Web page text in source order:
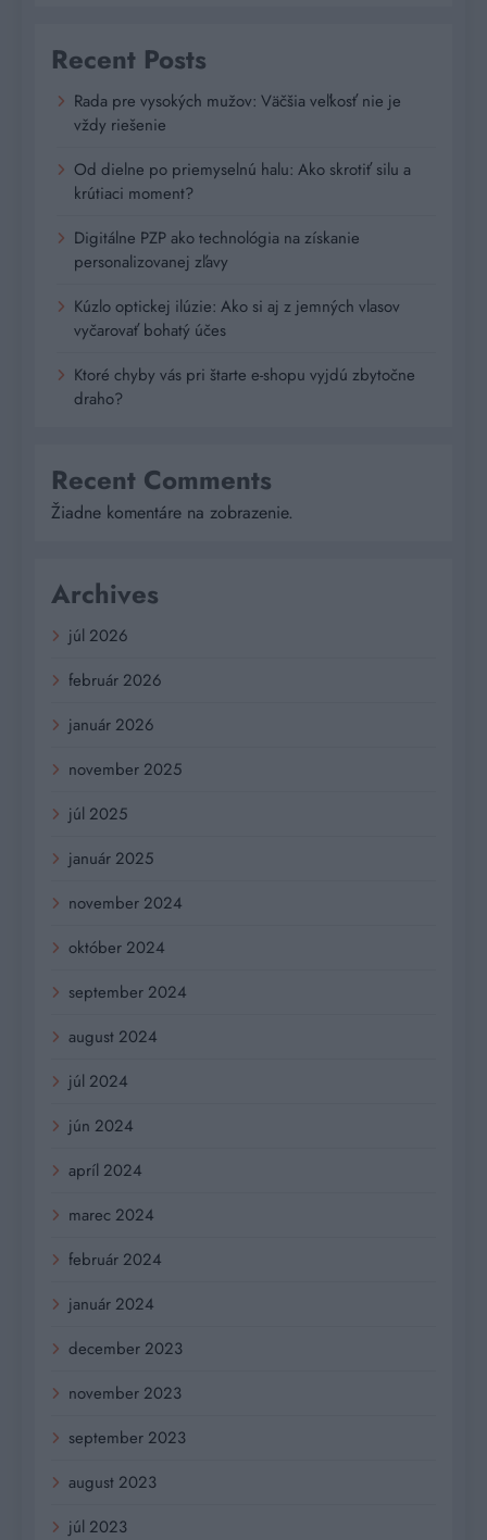
Recent Posts
Rada pre vysokých mužov: Väčšia veľkosť nie je
vždy riešenie
Od dielne po priemyselnú halu: Ako skrotiť silu a
krútiaci moment?
Digitálne PZP ako technológia na získanie
personalizovanej zľavy
Kúzlo optickej ilúzie: Ako si aj z jemných vlasov
vyčarovať bohatý účes
Ktoré chyby vás pri štarte e-shopu vyjdú zbytočne
draho?
Recent Comments
Žiadne komentáre na zobrazenie.
Archives
júl 2026
február 2026
január 2026
november 2025
júl 2025
január 2025
november 2024
október 2024
september 2024
august 2024
júl 2024
jún 2024
apríl 2024
marec 2024
február 2024
január 2024
december 2023
november 2023
september 2023
august 2023
júl 2023